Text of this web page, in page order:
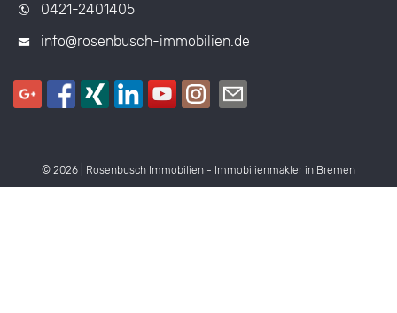
0421-2401405
info@rosenbusch-immobilien.de
© 2026 | Rosenbusch Immobilien - Immobilienmakler in Bremen